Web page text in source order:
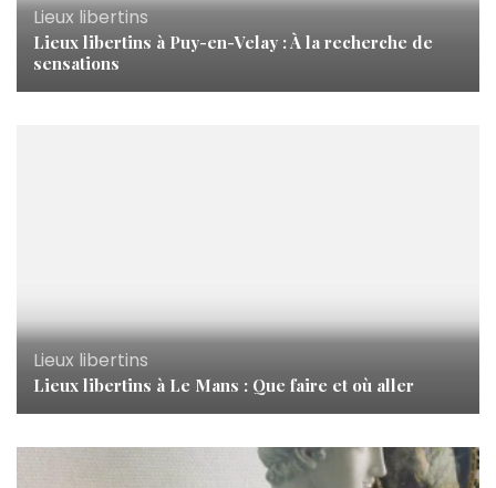
Lieux libertins
Lieux libertins à Puy-en-Velay : À la recherche de
sensations
Lieux libertins
Lieux libertins à Le Mans : Que faire et où aller